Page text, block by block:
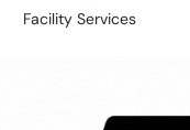
Facility Services